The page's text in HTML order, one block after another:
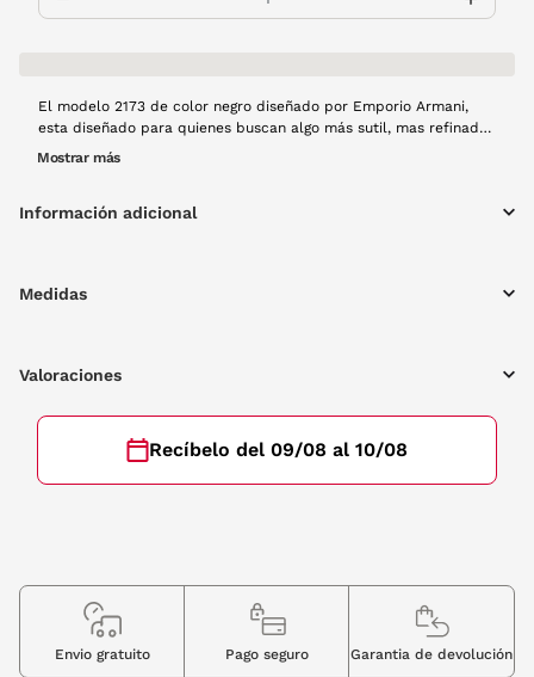
El modelo 2173 de color negro diseñado por Emporio Armani,
esta diseñado para quienes buscan algo más sutil, mas refinado,
mas suyo. Con lentes estilo aviador, líneas limpias y patillas
Mostrar más
Información adicional
Medidas
Valoraciones
Recíbelo del 09/08 al 10/08
Envio gratuito Pago seguro Garantia de devolución